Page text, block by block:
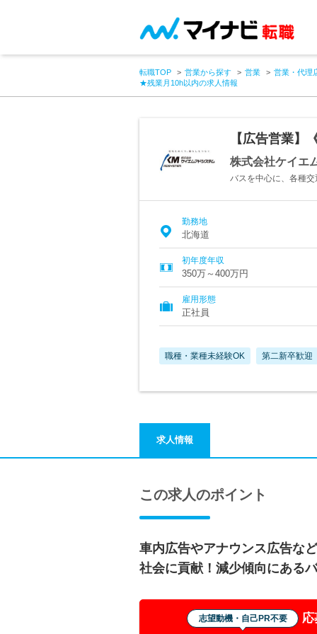
転職TOP 営業から探す 営業
営業・代理
★残業月10h以内の求人情報
【広告営業
株式会社ケイエ
バスを中心に、各種
勤務地
北海道
初年度年収
350万～400万円
雇用形態
正社員
職種・業種未経験OK 第二新卒歓迎
求人情報
この求人のポイント
車内広告やアナウンス広告な
社会に貢献！減少傾向にある
志望動機・自己PR不要